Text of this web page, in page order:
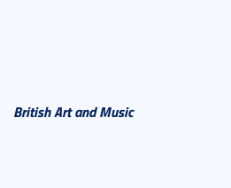
British Art and Music